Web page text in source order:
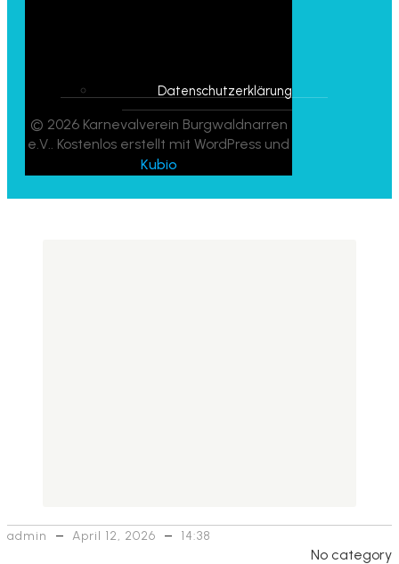
Datenschutzerklärung
© 2026 Karnevalverein Burgwaldnarren
e.V.. Kostenlos erstellt mit WordPress und
Kubio
admin – April 12, 2026 – 14:38
No category